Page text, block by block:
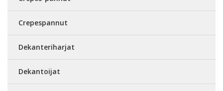
Crepespannut
Dekanteriharjat
Dekantoijat